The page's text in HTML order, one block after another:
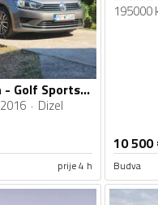
Volkswagen - Golf Sportsvan - 2.0 TDI
2016 Dizel
prije 4 h
195000
10 500
Budva